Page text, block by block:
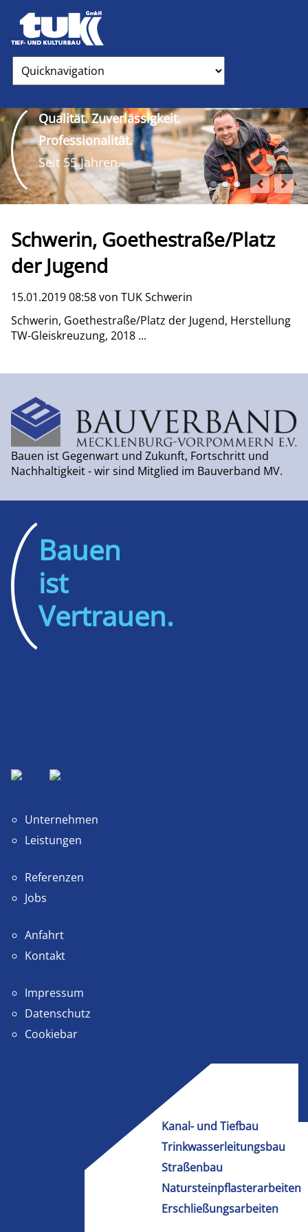
Zielseite
Qualität. Zuverlässigkeit.
Professionalität.
Seit 55 Jahren.
Schwerin, Goethestraße/Platz
der Jugend
15.01.2019 08:58von TUK Schwerin
Schwerin, Goethestraße/Platz der Jugend, Herstellung
TW-Gleiskreuzung, 2018 ...
Bauen ist Gegenwart und Zukunft, Fortschritt und
Nachhaltigkeit - wir sind Mitglied im Bauverband MV.
Bauen
ist
Vertrauen.
Unternehmen
Leistungen
Referenzen
Jobs
Anfahrt
Kontakt
Impressum
Datenschutz
Cookiebar
Kanal- und Tiefbau
Trinkwasserleitungsbau
Straßenbau
Natursteinpflasterarbeiten
Erschließungsarbeiten